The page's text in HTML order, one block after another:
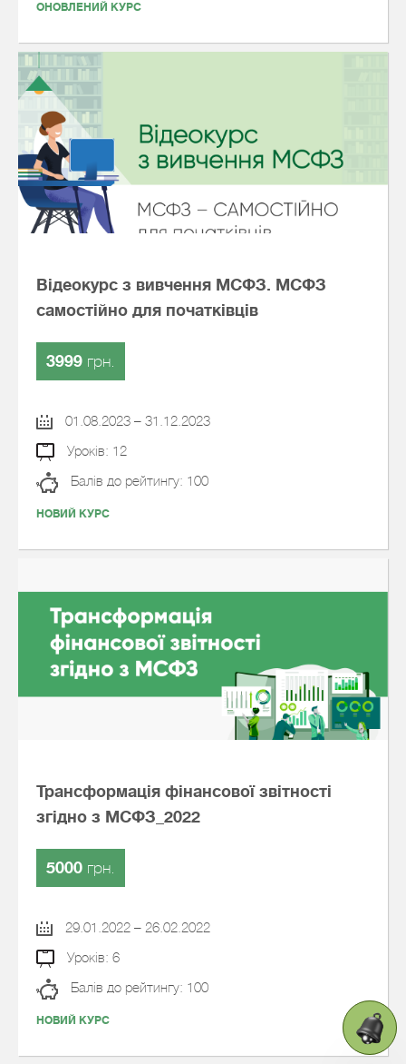
ОНОВЛЕНИЙ КУРС
Відеокурс з вивчення МСФЗ. МСФЗ
самостійно для початківців
3999 грн.
01.08.2023 – 31.12.2023
Уроків: 12
Балів до рейтингу: 100
НОВИЙ КУРС
Трансформація фінансової звітності
згідно з МСФЗ_2022
5000 грн.
29.01.2022 – 26.02.2022
Уроків: 6
Балів до рейтингу: 100
НОВИЙ КУРС